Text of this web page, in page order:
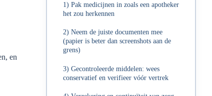
en
1) Pak medicijnen in zoals een apotheker
het zou herkennen
2) Neem de juiste documenten mee
(papier is beter dan screenshots aan de
grens)
3) Gecontroleerde middelen: wees
conservatief en verifieer vóór vertrek